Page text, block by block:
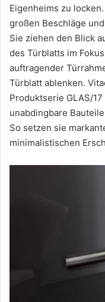
Eigenheims zu
großen Beschläge
Sie ziehen den Blick
des Türblatts im
auftragender
Türblatt ablenken.
Produktserie GLAS/
unabdingbare
So setzen sie
minimalistischen